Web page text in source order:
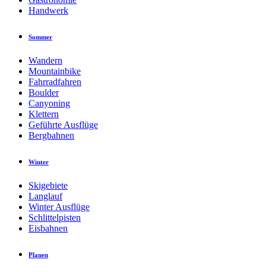
Handwerk
Sommer
Wandern
Mountainbike
Fahrradfahren
Boulder
Canyoning
Klettern
Geführte Ausflüge
Bergbahnen
Winter
Skigebiete
Langlauf
Winter Ausflüge
Schlittelpisten
Eisbahnen
Planen